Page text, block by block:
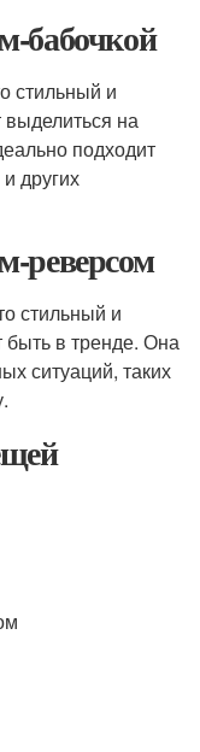
бабочкой
стильный и
выделиться на
подходит
других
реверсом
стильный и
быть в тренде. Она
ситуаций, таких